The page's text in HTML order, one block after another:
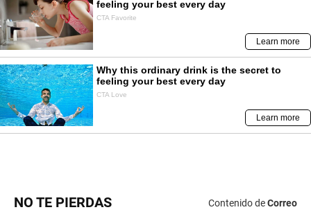
NO TE PIERDAS Contenido deCorreo